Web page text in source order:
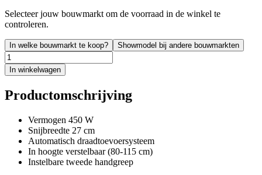
Selecteer jouw bouwmarkt om de voorraad in de winkel te
controleren.
In welke bouwmarkt te koop? Showmodel bij andere bouwmarkten
In winkelwagen
Productomschrijving
Vermogen 450 W
Snijbreedte 27 cm
Automatisch draadtoevoersysteem
In hoogte verstelbaar (80-115 cm)
Instelbare tweede handgreep